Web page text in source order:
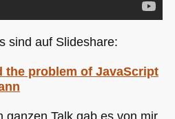
sind auf Slideshare:
the problem of JavaScript
ganzen Talk gab es von mir